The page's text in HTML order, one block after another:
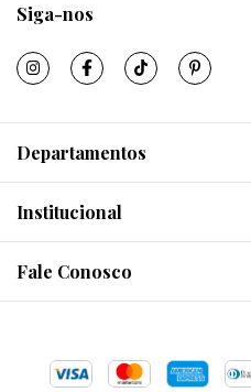
Siga-nos
Departamentos
Institucional
Fale Conosco